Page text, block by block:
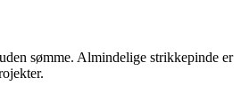
sømme. Almindelige strikkepinde er